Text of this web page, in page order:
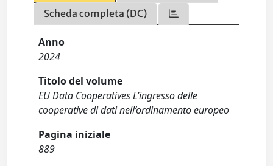
Scheda completa (DC)
Anno
2024
Titolo del volume
EU Data Cooperatives L’ingresso delle
cooperative di dati nell’ordinamento europeo
Pagina iniziale
889